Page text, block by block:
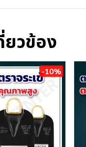
ยวข้อง
-10%